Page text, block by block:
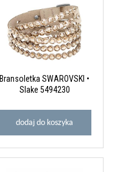
Bransoletka SWAROVSKI •
Slake 5494230
dodaj do koszyka